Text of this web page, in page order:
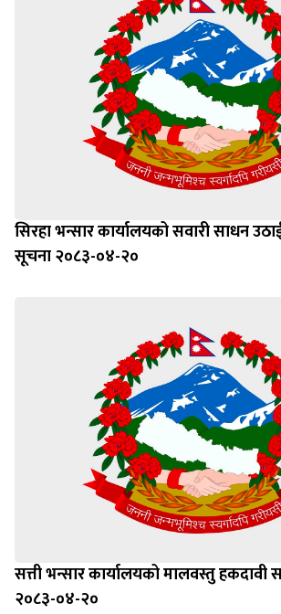
सिरहा भन्सार कार्यालयको सवारी साधन
सूचना २०८३-०४-२०
सत्ती भन्सार कार्यालयको मालवस्तु हकदावी
२०८३-०४-२०